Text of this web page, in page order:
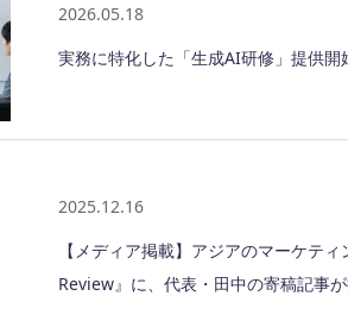
2026.05.18
実務に特化した「生成AI研修」提供開
2025.12.16
【メディア掲載】アジアのマーケテ
Review』に、代表・田中の寄稿記事